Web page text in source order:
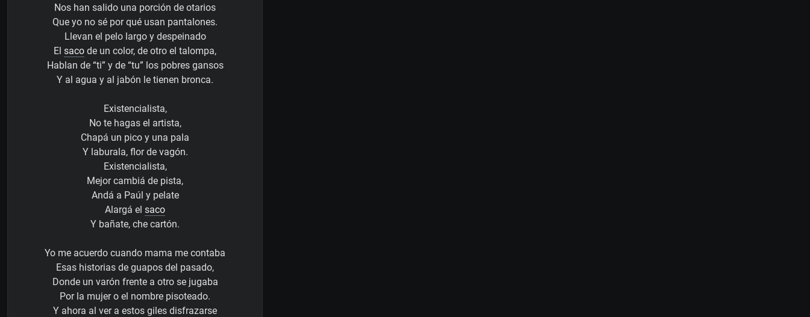
Nos han salido una porción de otarios
Que yo no sé por qué usan pantalones.
Llevan el pelo largo y despeinado
El saco de un color, de otro el talompa,
Hablan de “ti” y de “tu” los pobres gansos
Y al agua y al jabón le tienen bronca.
Existencialista,
No te hagas el artista,
Chapá un pico y una pala
Y laburala, flor de vagón.
Existencialista,
Mejor cambiá de pista,
Andá a Paúl y pelate
Alargá el saco
Y bañate, che cartón.
Yo me acuerdo cuando mama me contaba
Esas historias de guapos del pasado,
Donde un varón frente a otro se jugaba
Por la mujer o el nombre pisoteado.
Y ahora al ver a estos giles disfrazarse